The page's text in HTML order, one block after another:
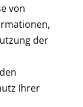
von
der
Ihrer